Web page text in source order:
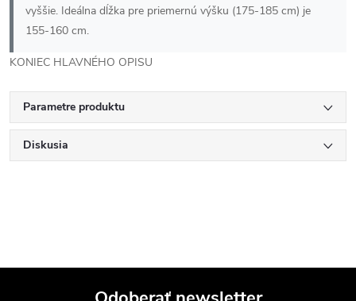
vyššie. Ideálna dĺžka pre priemernú výšku (175-185 cm) je
155-160 cm.
KONIEC HLAVNÉHO OPISU
Parametre produktu
Diskusia